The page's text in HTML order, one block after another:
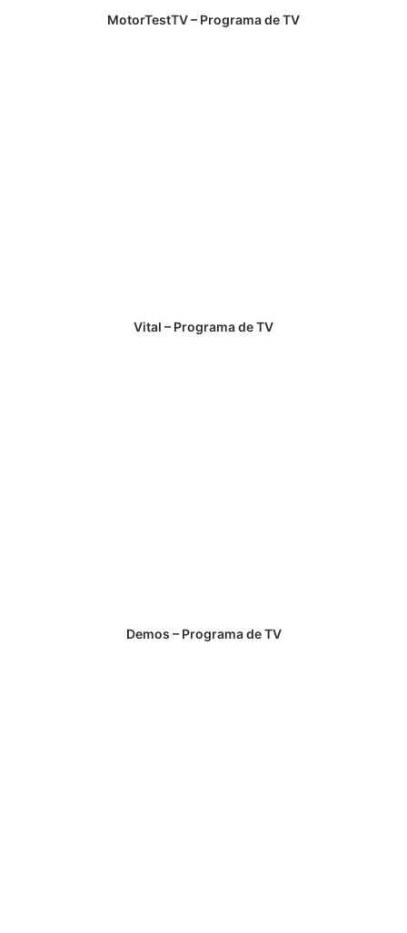
MotorTestTV – Programa de TV
Vital – Programa de TV
Demos – Programa de TV